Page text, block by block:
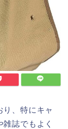
り、特にキャ
誌でもよく